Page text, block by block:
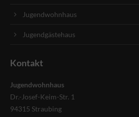
Jugendwohnhaus
Jugendgästehaus
Kontakt
Jugendwohnhaus
Dr.-Josef-Keim-Str. 1
94315 Straubing